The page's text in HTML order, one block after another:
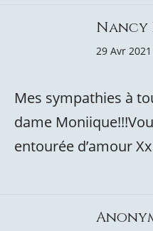
Nancy
29 Avr
Mes sympathies à
dame
entourée d’amour Xx